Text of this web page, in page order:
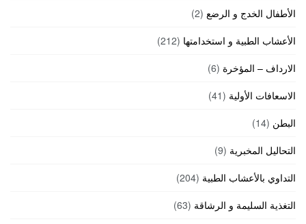
الأطفال الخدج و الرضع (2)
الأعشاب الطبية و استخدامتها (212)
الارداف – المؤخرة (6)
الاسعافات الأولية (41)
البطن (14)
التحاليل المخبرية (9)
التداوي بالأعشاب الطبية (204)
التغذية السليمة و الرشاقة (63)